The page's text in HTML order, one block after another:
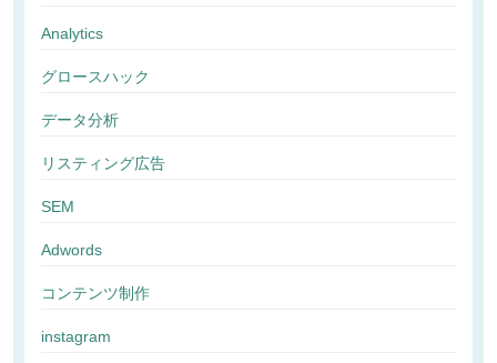
Analytics
グロースハック
データ分析
リスティング広告
SEM
Adwords
コンテンツ制作
instagram